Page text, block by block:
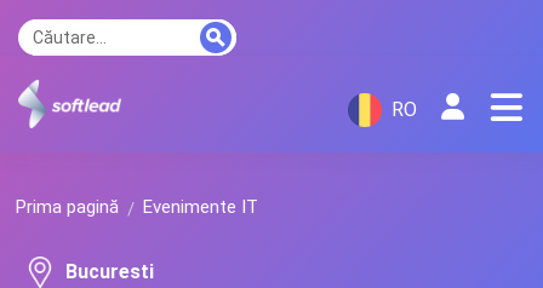
RO
Prima pagină Evenimente IT
Bucuresti